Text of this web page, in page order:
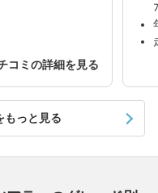
コミの詳細を見る
もっと見る